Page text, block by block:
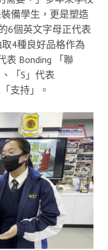
備學生，更是塑造
6個英文字母正代表
4種良好品格作為
表 Bonding 「聯
「S」代表
支持」。